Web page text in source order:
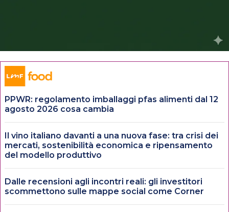
PPWR: regolamento imballaggi pfas alimenti dal 12
agosto 2026 cosa cambia
Il vino italiano davanti a una nuova fase: tra crisi dei
mercati, sostenibilità economica e ripensamento
del modello produttivo
Dalle recensioni agli incontri reali: gli investitori
scommettono sulle mappe social come Corner